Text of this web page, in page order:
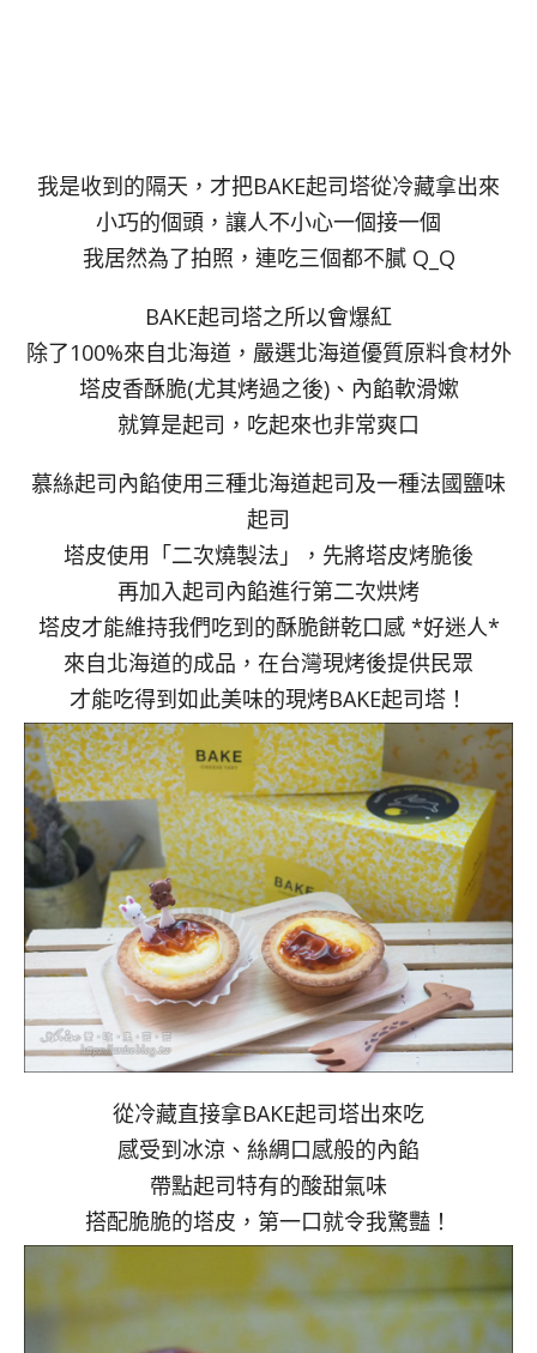
我是收到的隔天，才把BAKE起司塔從冷藏拿出來
小巧的個頭，讓人不小心一個接一個
我居然為了拍照，連吃三個都不膩 Q_Q
BAKE起司塔之所以會爆紅
除了100%來自北海道，嚴選北海道優質原料食材外
塔皮香酥脆(尤其烤過之後)、內餡軟滑嫰
就算是起司，吃起來也非常爽口
慕絲起司內餡使用三種北海道起司及一種法國鹽味
起司
塔皮使用「二次燒製法」，先將塔皮烤脆後
再加入起司內餡進行第二次烘烤
塔皮才能維持我們吃到的酥脆餅乾口感 *好迷人*
來自北海道的成品，在台灣現烤後提供民眾
才能吃得到如此美味的現烤BAKE起司塔！
從冷藏直接拿BAKE起司塔出來吃
感受到冰涼、絲綢口感般的內餡
帶點起司特有的酸甜氣味
搭配脆脆的塔皮，第一口就令我驚豔！